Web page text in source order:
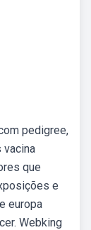
pedigree,
que
e
europa
Webking